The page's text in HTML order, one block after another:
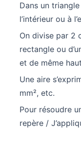
Dans un
l’intérieur ou à
On divise par 2
rectangle ou
et de même
Une aire
mm², etc.
Pour résoudre
repère /